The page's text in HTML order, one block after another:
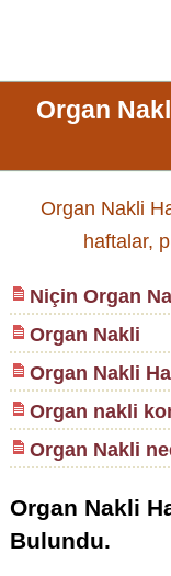
Organ
Organ Nakli
haftalar,
Niçin Organ
Organ Nakli
Organ Nakli
Organ nakli
Organ Nakli
Organ Nakli
Bulundu.